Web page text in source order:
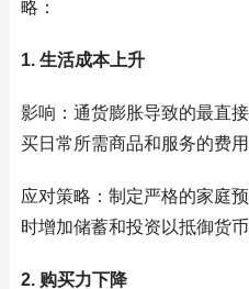
略：
1. 生活成本上升
影响：通货膨胀导致的最直
买日常所需商品和服务的费用
应对策略：制定严格的家庭
时增加储蓄和投资以抵御货币
2. 购买力下降